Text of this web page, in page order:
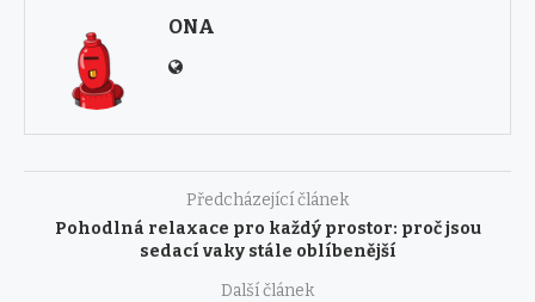
ONA
Předcházející článek
Pohodlná relaxace pro každý prostor: proč jsou
sedací vaky stále oblíbenější
Další článek